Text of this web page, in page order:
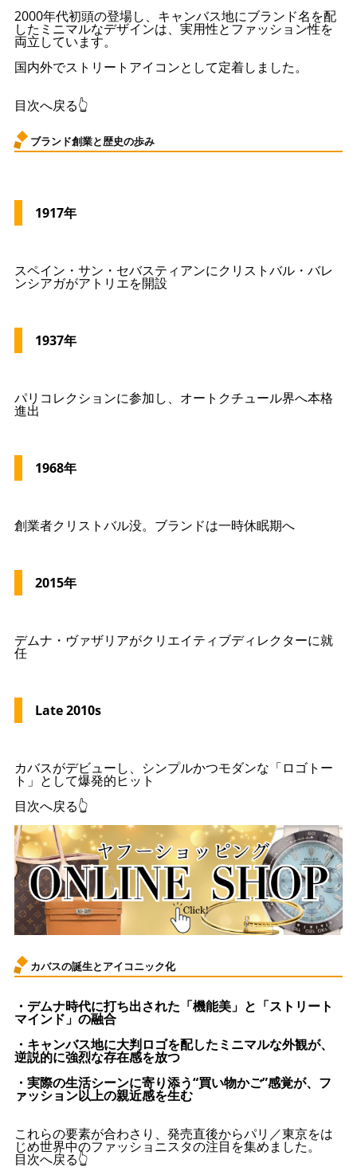
2000年代初頭の登場し、キャンバス地にブランド名を配
したミニマルなデザインは、実用性とファッション性を
両立しています。
国内外でストリートアイコンとして定着しました。
目次へ戻る👆
ブランド創業と歴史の歩み
1917年
スペイン・サン・セバスティアンにクリストバル・バレ
ンシアガがアトリエを開設
1937年
パリコレクションに参加し、オートクチュール界へ本格
進出
1968年
創業者クリストバル没。ブランドは一時休眠期へ
2015年
デムナ・ヴァザリアがクリエイティブディレクターに就
任
Late 2010s
カバスがデビューし、シンプルかつモダンな「ロゴトー
ト」として爆発的ヒット
目次へ戻る👆
カバスの誕生とアイコニック化
・デムナ時代に打ち出された「機能美」と「ストリート
マインド」の融合
・キャンバス地に大判ロゴを配したミニマルな外観が、
逆説的に強烈な存在感を放つ
・実際の生活シーンに寄り添う“買い物かご”感覚が、フ
ァッション以上の親近感を生む
これらの要素が合わさり、発売直後からパリ／東京をは
じめ世界中のファッショニスタの注目を集めました。
目次へ戻る👆